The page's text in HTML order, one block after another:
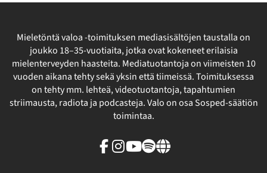
Mieletöntä valoa -toimituksen mediasisältöjen taustalla on
joukko 18–35-vuotiaita, jotka ovat kokeneet erilaisia
mielenterveyden haasteita. Mediatuotantoja on viimeisten 10
vuoden aikana tehty sekä yksin että tiimeissä. Toimituksessa
on tehty mm. lehteä, videotuotantoja, tapahtumien
striimausta, radiota ja podcasteja. Valo on osa Sosped-säätiön
toimintaa.
Facebook
Instagram
Youtube
SpotifyLinkki